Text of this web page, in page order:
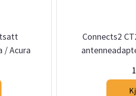
/ Acura
Connects2